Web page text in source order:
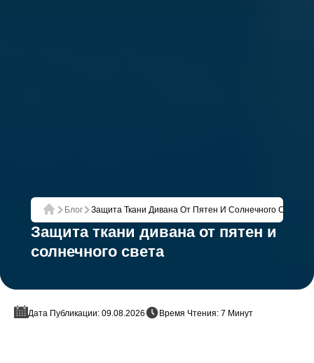
Главная
Блог Защита Ткани Дивана От Пятен И Солнечного Света
Защита ткани дивана от пятен и
солнечного света
Дата Публикации: 09.08.2026 Время Чтения: 7 Минут